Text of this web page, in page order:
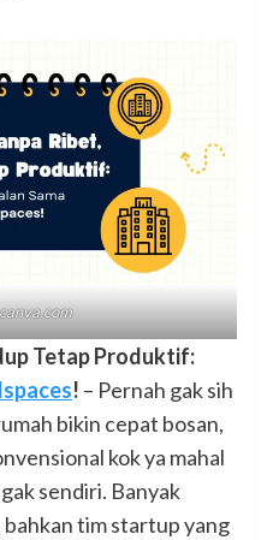
Tetap Produktif:
! – Pernah gak sih
bikin cepat bosan,
kok ya mahal
sendiri. Banyak
tim startup yang